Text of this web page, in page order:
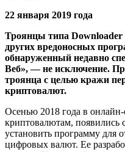
22 января 2019 года
Троянцы типа Downloader
других вредоносных
обнаруженный недавно
Веб», — не исключение.
троянца с целью кражи
криптовалют.
Осенью 2018 года в
криптовалютам, появились
установить программу для
цифровых валют. Ее